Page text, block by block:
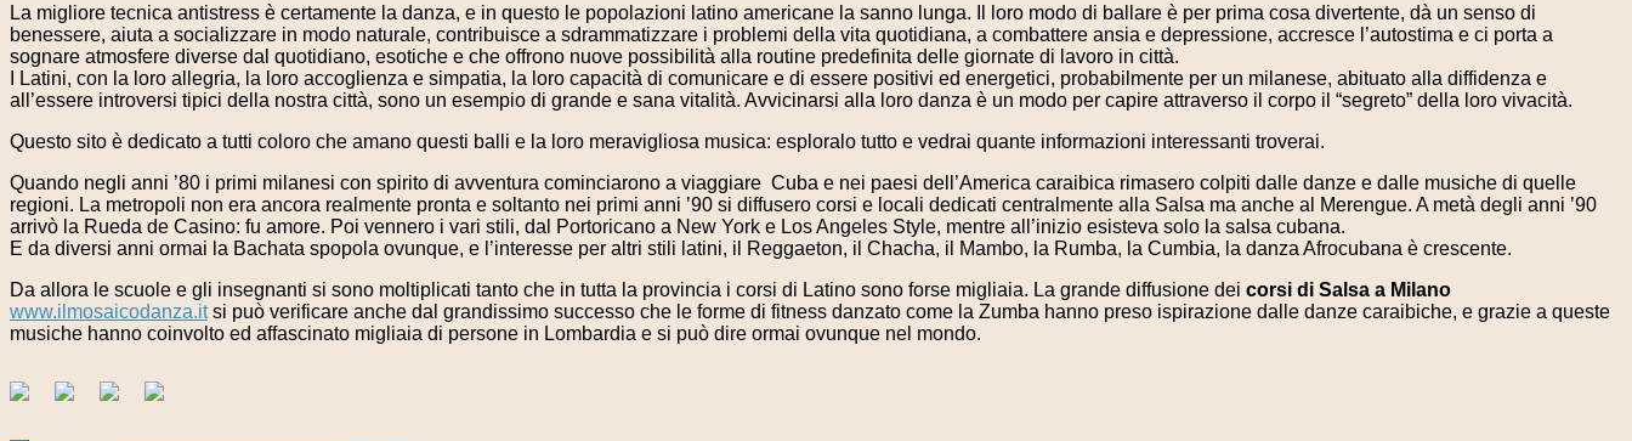
La migliore tecnica antistress è certamente la danza, e in questo le popolazioni latino americane la sanno lunga. Il loro modo di ballare è per prima cosa divertente, dà un senso di
benessere, aiuta a socializzare in modo naturale, contribuisce a sdrammatizzare i problemi della vita quotidiana, a combattere ansia e depressione, accresce l’autostima e ci porta a
sognare atmosfere diverse dal quotidiano, esotiche e che offrono nuove possibilità alla routine predefinita delle giornate di lavoro in città.
I Latini, con la loro allegria, la loro accoglienza e simpatia, la loro capacità di comunicare e di essere positivi ed energetici, probabilmente per un milanese, abituato alla diffidenza e
all’essere introversi tipici della nostra città, sono un esempio di grande e sana vitalità. Avvicinarsi alla loro danza è un modo per capire attraverso il corpo il “segreto” della loro vivacità.
Questo sito è dedicato a tutti coloro che amano questi balli e la loro meravigliosa musica: esploralo tutto e vedrai quante informazioni interessanti troverai.
Quando negli anni ’80 i primi milanesi con spirito di avventura cominciarono a viaggiare Cuba e nei paesi dell’America caraibica rimasero colpiti dalle danze e dalle musiche di quelle
regioni. La metropoli non era ancora realmente pronta e soltanto nei primi anni ’90 si diffusero corsi e locali dedicati centralmente alla Salsa ma anche al Merengue. A metà degli anni ’90
arrivò la Rueda de Casino: fu amore. Poi vennero i vari stili, dal Portoricano a New York e Los Angeles Style, mentre all’inizio esisteva solo la salsa cubana.
E da diversi anni ormai la Bachata spopola ovunque, e l’interesse per altri stili latini, il Reggaeton, il Chacha, il Mambo, la Rumba, la Cumbia, la danza Afrocubana è crescente.
Da allora le scuole e gli insegnanti si sono moltiplicati tanto che in tutta la provincia i corsi di Latino sono forse migliaia. La grande diffusione dei corsi di Salsa a Milano
www.ilmosaicodanza.itsi può verificare anche dal grandissimo successo che le forme di fitness danzato come la Zumba hanno preso ispirazione dalle danze caraibiche, e grazie a queste
musiche hanno coinvolto ed affascinato migliaia di persone in Lombardia e si può dire ormai ovunque nel mondo.